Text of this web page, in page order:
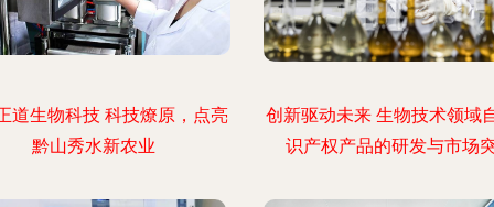
道生物科技 科技燎原，点亮
黔山秀水新农业
创新驱动未来 生物技术领域
识产权产品的研发与市场